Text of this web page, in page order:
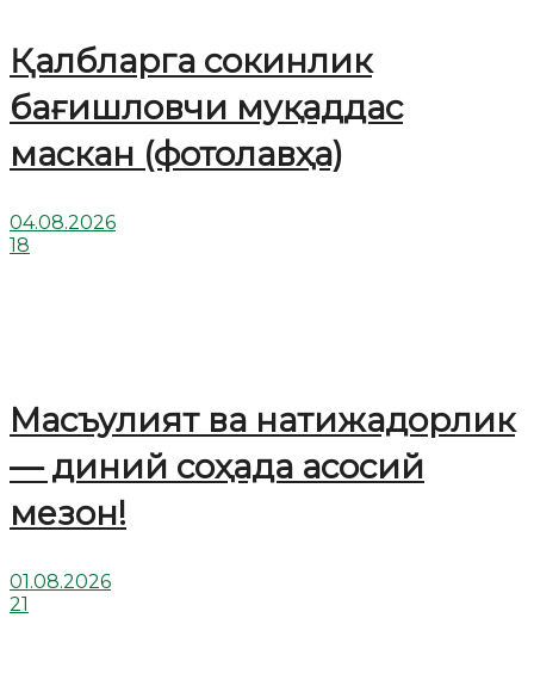
Қалбларга сокинлик
бағишловчи муқаддас
маскан (фотолавҳа)
04.08.2026
18
Масъулият ва натижадорлик
— диний соҳада асосий
мезон!
01.08.2026
21